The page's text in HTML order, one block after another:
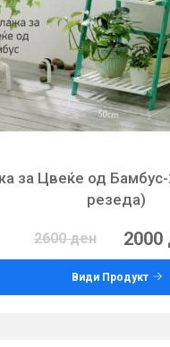
за Цвеќе од
резеда)
2600 ден 2000
Види Продукт